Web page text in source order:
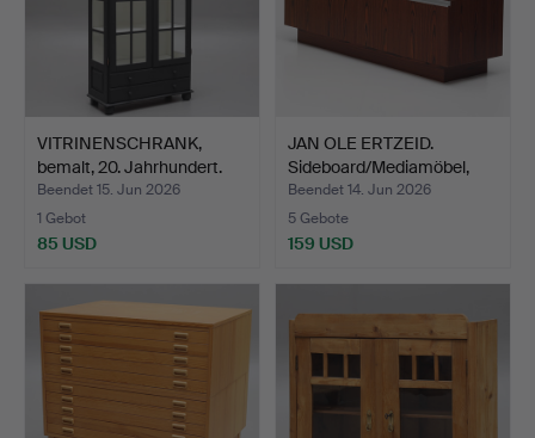
VITRINENSCHRANK,
bemalt, 20. Jahrhundert.
Beendet 15. Jun 2026
1 Gebot
85 USD
JAN OLE ERTZEID.
Sideboard/Mediamöbel,
Hol…
Beendet 14. Jun 2026
5 Gebote
159 USD